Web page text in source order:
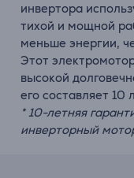
инвертора
тихой и мощной
меньше энергии,
Этот
высокой
его составляет 10
* 10-летняя
инверторный